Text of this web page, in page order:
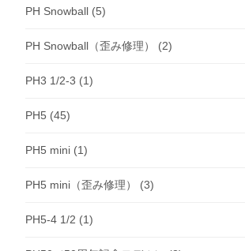
PH Snowball (5)
PH Snowball（歪み修理） (2)
PH3 1/2-3 (1)
PH5 (45)
PH5 mini (1)
PH5 mini（歪み修理） (3)
PH5-4 1/2 (1)